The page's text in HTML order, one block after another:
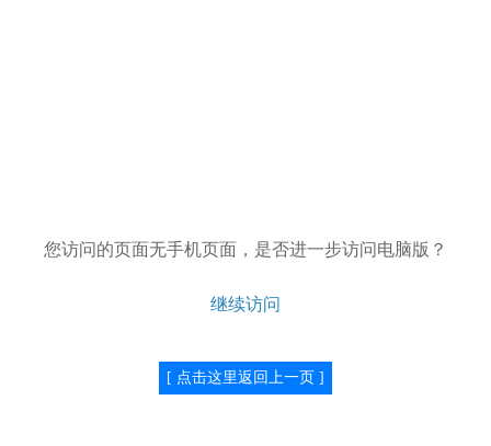
您访问的页面无手机页面，是否进一步访问电脑版？
继续访问
[ 点击这里返回上一页 ]